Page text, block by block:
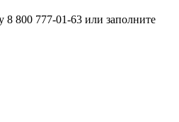
8 800 777-01-63 или заполните